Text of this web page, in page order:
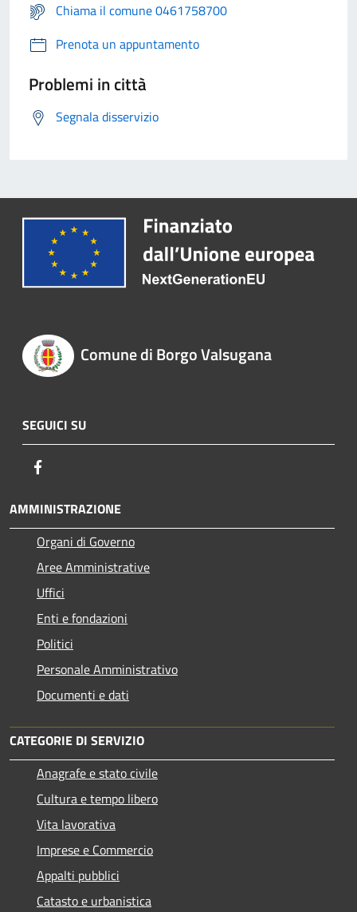
Chiama il comune 0461758700
Prenota un appuntamento
Problemi in città
Segnala disservizio
Comune di Borgo Valsugana
SEGUICI SU
AMMINISTRAZIONE
Organi di Governo
Aree Amministrative
Uffici
Enti e fondazioni
Politici
Personale Amministrativo
Documenti e dati
CATEGORIE DI SERVIZIO
Anagrafe e stato civile
Cultura e tempo libero
Vita lavorativa
Imprese e Commercio
Appalti pubblici
Catasto e urbanistica